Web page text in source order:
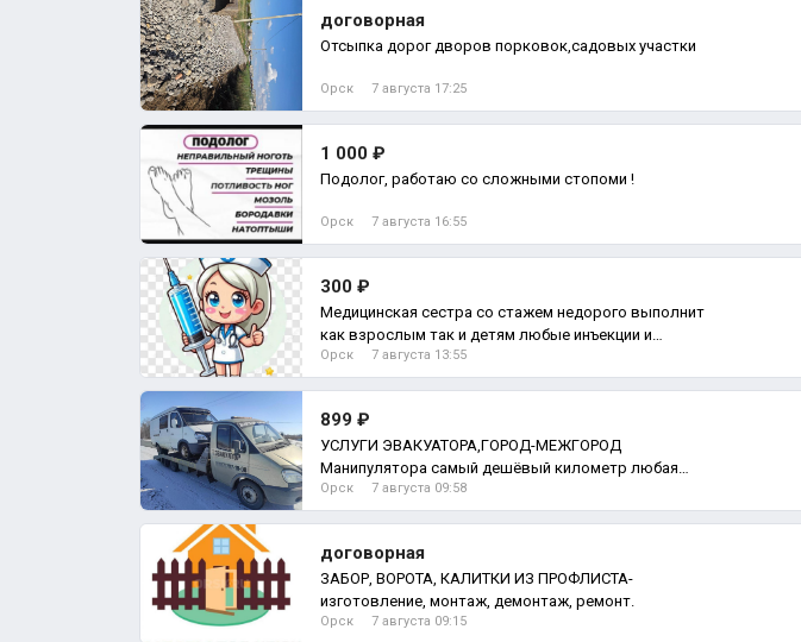
договорная
Отсыпка дорог дворов порковок,садовых участки
Орск 7 августа 17:25
1 000 ₽
Подолог, работаю со сложными стопоми !
Орск 7 августа 16:55
300 ₽
Медицинская сестра со стажем недорого выполнит
как взрослым так и детям любые инъекции и
капельницы
Орск 7 августа 13:55
899 ₽
УСЛУГИ ЭВАКУАТОРА,ГОРОД-МЕЖГОРОД
Манипулятора самый дешёвый километр любая
сложность работы поможем
Орск 7 августа 09:58
договорная
ЗАБОР, ВОРОТА, КАЛИТКИ ИЗ ПРОФЛИСТА-
изготовление, монтаж, демонтаж, ремонт.
Орск 7 августа 09:15